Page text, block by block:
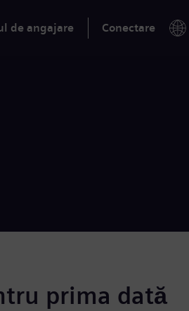
de angajare Conectare
prima dată